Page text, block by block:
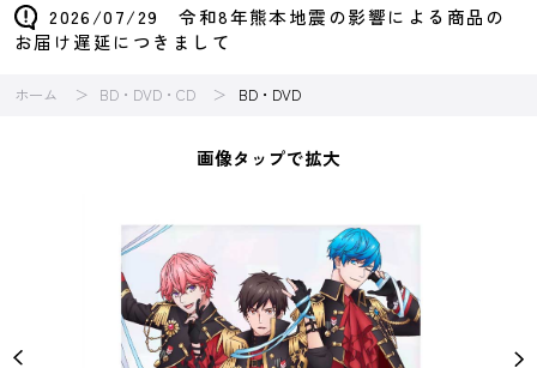
2026/07/29 令和8年熊本地震の影響による商品の
お届け遅延につきまして
ホーム BD・DVD・CD BD・DVD
画像タップで拡大